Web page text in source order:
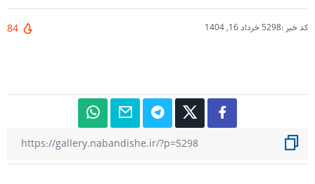
کد خبر :5298 خرداد 16, 1404 84